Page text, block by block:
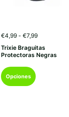
€4,99 - €7,99Rango
precios:
desde
Trixie Braguitas
Protectoras Negras
Opciones
Este
producto